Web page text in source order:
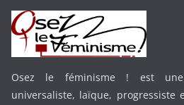
Osez le féminisme ! est une
universaliste, laïque, progressiste